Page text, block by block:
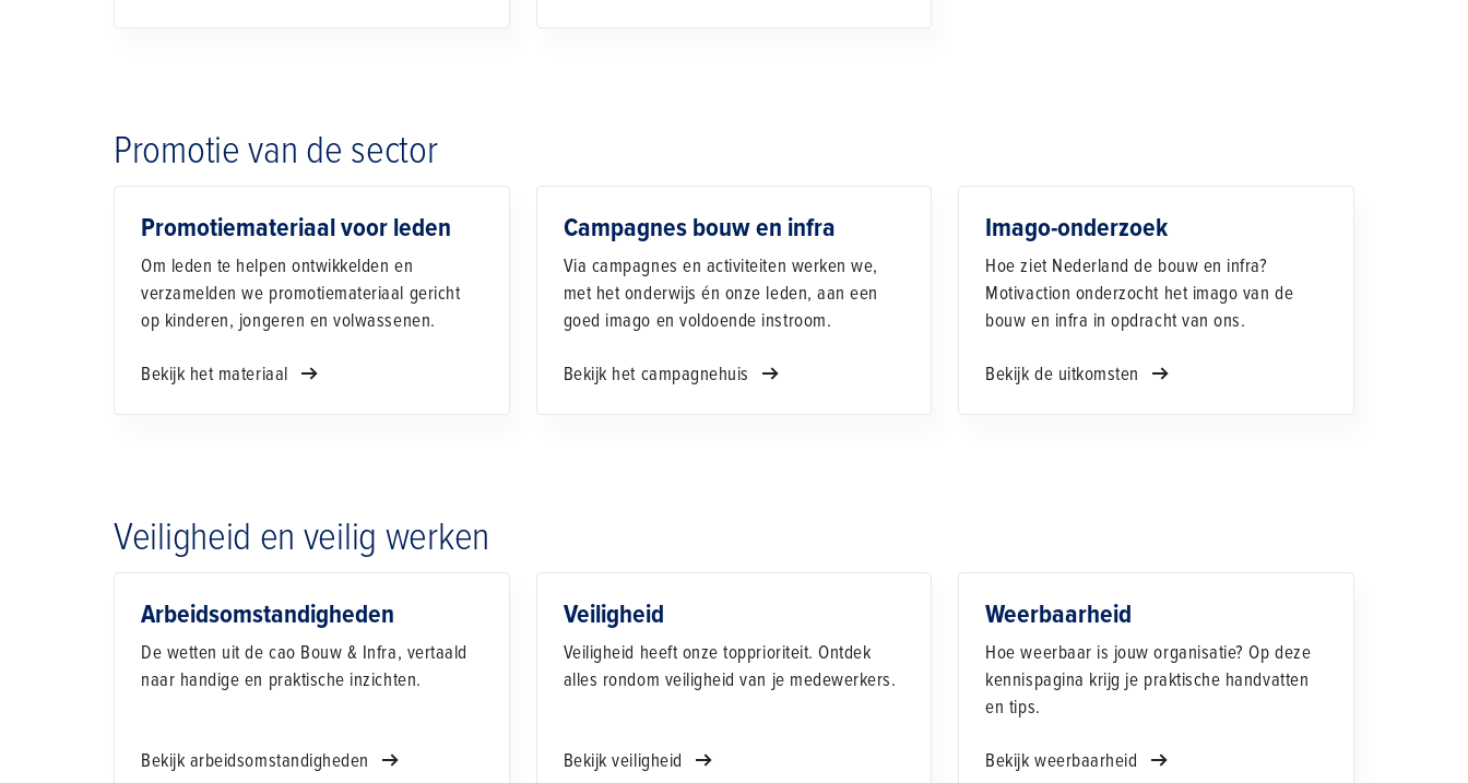
Promotie van de sector
Promotiemateriaal voor leden
Om leden te helpen ontwikkelden en
verzamelden we promotiemateriaal gericht
op kinderen, jongeren en volwassenen.
Bekijk het materiaal
Campagnes bouw en infra
Via campagnes en activiteiten werken we,
met het onderwijs én onze leden, aan een
goed imago en voldoende instroom.
Bekijk het campagnehuis
Imago-onderzoek
Hoe ziet Nederland de bouw en infra?
Motivaction onderzocht het imago van de
bouw en infra in opdracht van ons.
Bekijk de uitkomsten
Veiligheid en veilig werken
Arbeidsomstandigheden
De wetten uit de cao Bouw & Infra, vertaald
naar handige en praktische inzichten.
Bekijk arbeidsomstandigheden
Veiligheid
Veiligheid heeft onze topprioriteit. Ontdek
alles rondom veiligheid van je medewerkers.
Bekijk veiligheid
Weerbaarheid
Hoe weerbaar is jouw organisatie? Op deze
kennispagina krijg je praktische handvatten
en tips.
Bekijk weerbaarheid